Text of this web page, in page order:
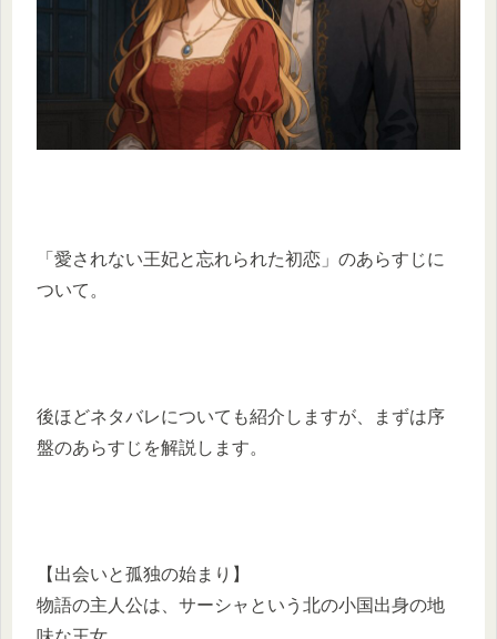
「愛されない王妃と忘れられた初恋」のあらすじに
ついて。
後ほどネタバレについても紹介しますが、まずは序
盤のあらすじを解説します。
【出会いと孤独の始まり】
物語の主人公は、サーシャという北の小国出身の地